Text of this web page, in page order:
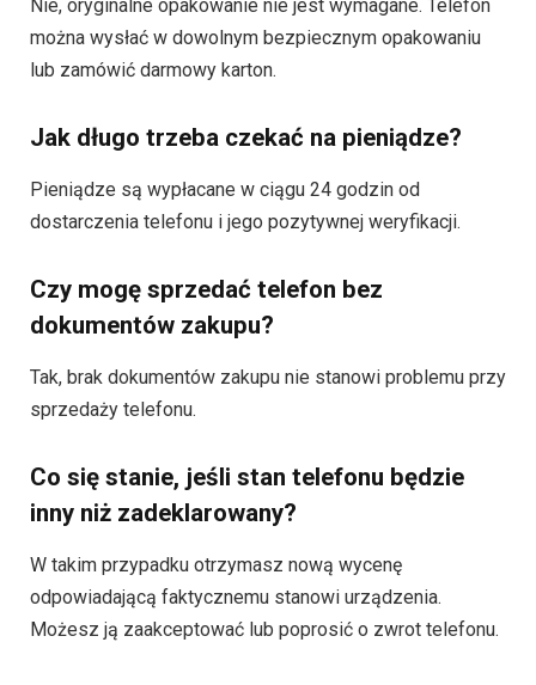
Nie, oryginalne opakowanie nie jest wymagane. Telefon
można wysłać w dowolnym bezpiecznym opakowaniu
lub zamówić darmowy karton.
Jak długo trzeba czekać na pieniądze?
Pieniądze są wypłacane w ciągu 24 godzin od
dostarczenia telefonu i jego pozytywnej weryfikacji.
Czy mogę sprzedać telefon bez
dokumentów zakupu?
Tak, brak dokumentów zakupu nie stanowi problemu przy
sprzedaży telefonu.
Co się stanie, jeśli stan telefonu będzie
inny niż zadeklarowany?
W takim przypadku otrzymasz nową wycenę
odpowiadającą faktycznemu stanowi urządzenia.
Możesz ją zaakceptować lub poprosić o zwrot telefonu.